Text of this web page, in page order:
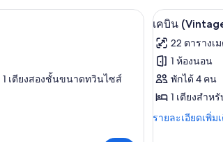
1 เตียงสองชั้นขนาดทวินไซส์
เปิด
ภาพถ่าย
ทั้งหมด
ของ
เคบิน
(Vintage)
5
เคบิน
22 ตารางเ
1 ห้องนอน
พักได้ 4 คน
1 เตียงสำห
รายละเอียดเพิ่ม
ราย